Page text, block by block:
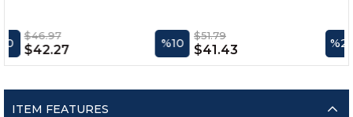
$46.97
$42.27 %10
$51.79
$41.43 %20
ITEM FEATURES